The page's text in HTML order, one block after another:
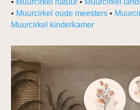
• Muurcirkel oude meesters •
Muurcirkel kinderkamer